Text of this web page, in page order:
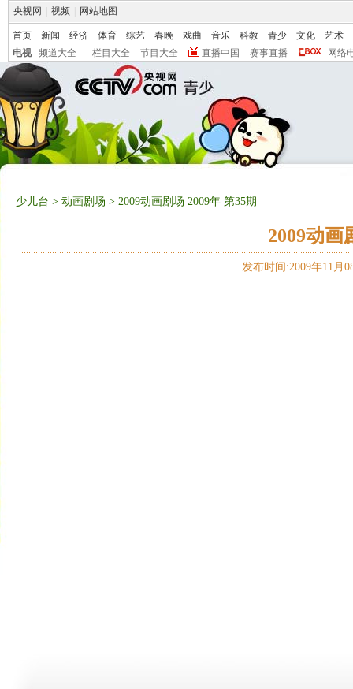
央视网 视频 网站地图
首页 新闻 经济 体育 综艺 春晚 戏曲 音乐 科教 青少 文化
艺术
电视
频道大全 栏目大全 节目大全 直播中国 赛事直播 网络
少儿台 > 动画剧场 > 2009动画剧场 2009年 第35期
2009动画
发布时间:2009年11月